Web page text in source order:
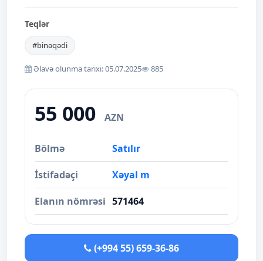
Teqlər
#binəqədi
Əlavə olunma tarixi: 05.07.2025 885
55 000 AZN
Bölmə Satılır
İstifadəçi Xəyal m
Elanın nömrəsi 571464
(+994 55) 659-36-86